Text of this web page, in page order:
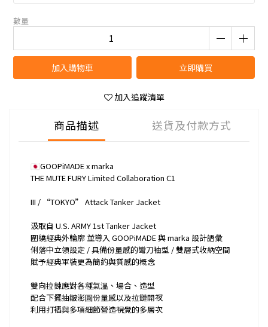
數量
加入購物車 立即購買
加入追蹤清單
商品描述 送貨及付款方式
🇯🇵GOOPiMADE x marka
THE MUTE FURY Limited Collaboration C1
III / “TOKYO” Attack Tanker Jacket
汲取自 U.S. ARMY 1st Tanker Jacket
圍繞經典外輪廓 並導入 GOOPiMADE 與 marka 設計語彙
俐落中立領設定 / 具備份量感的彎刀袖型 / 雙層式收納空間
賦予經典軍裝更為簡約與質感的概念
雙向拉鍊應對各種氣溫、場合、造型
配合下擺抽皺澎圓份量感以及拉鏈開衩
利用打褶與多項細節營造視覺的多層次